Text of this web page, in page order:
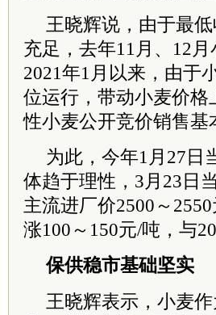
王晓辉说，由于最
充足，去年11月、12
2021年1月以来，由于
位运行，带动小麦价格
性小麦公开竞价销售基
为此，今年1月27日
体趋于理性，3月23日
主流进厂价2500～
涨100～150元/吨，与
保供稳市基础坚实
王晓辉表示，小麦